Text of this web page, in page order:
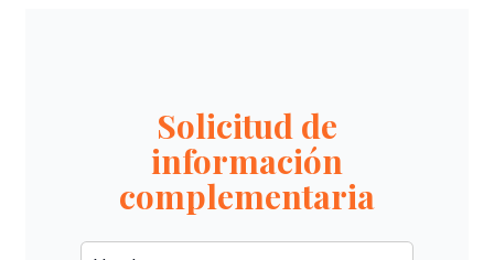
Solicitud de
información
complementaria